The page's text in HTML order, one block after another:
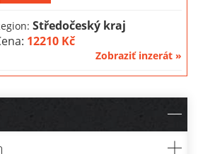
Středočeský kraj
12210 Kč
Zobraziť inzerát »